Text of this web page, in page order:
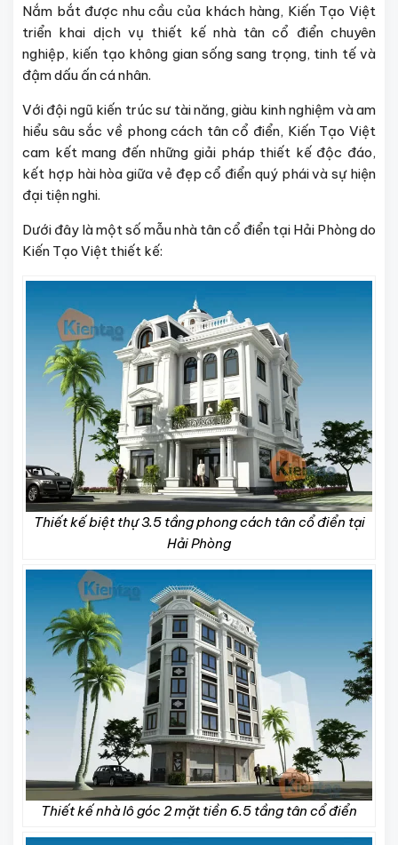
Nắm bắt được nhu cầu của khách hàng, Kiến Tạo Việt
triển khai dịch vụ thiết kế nhà tân cổ điển chuyên
nghiệp, kiến tạo không gian sống sang trọng, tinh tế và
đậm dấu ấn cá nhân.
Với đội ngũ kiến trúc sư tài năng, giàu kinh nghiệm và am
hiểu sâu sắc về phong cách tân cổ điển, Kiến Tạo Việt
cam kết mang đến những giải pháp thiết kế độc đáo,
kết hợp hài hòa giữa vẻ đẹp cổ điển quý phái và sự hiện
đại tiện nghi.
Dưới đây là một số mẫu nhà tân cổ điển tại Hải Phòng do
Kiến Tạo Việt thiết kế:
Thiết kế biệt thự 3.5 tầng phong cách tân cổ điển tại
Hải Phòng
Thiết kế nhà lô góc 2 mặt tiền 6.5 tầng tân cổ điển